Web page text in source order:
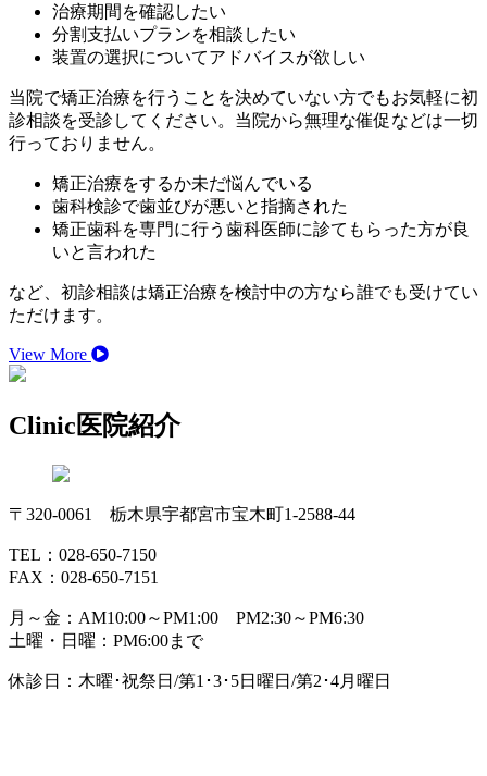
治療期間を確認したい
分割支払いプランを相談したい
装置の選択についてアドバイスが欲しい
当院で矯正治療を行うことを決めていない方でもお気軽に初
診相談を受診してください。当院から無理な催促などは一切
行っておりません。
矯正治療をするか未だ悩んでいる
歯科検診で歯並びが悪いと指摘された
矯正歯科を専門に行う歯科医師に診てもらった方が良
いと言われた
など、初診相談は矯正治療を検討中の方なら誰でも受けてい
ただけます。
View More
Clinic医院紹介
〒320-0061 栃木県宇都宮市宝木町1-2588-44
TEL：028-650-7150
FAX：028-650-7151
月～金：AM10:00～PM1:00 PM2:30～PM6:30
土曜・日曜：PM6:00まで
休診日：木曜･祝祭日/第1･3･5日曜日/第2･4月曜日